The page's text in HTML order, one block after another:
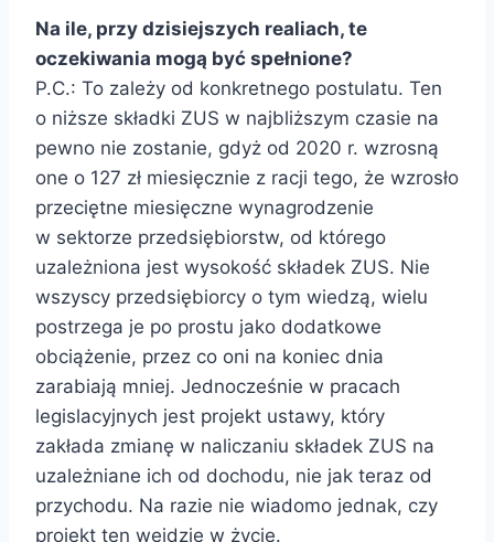
Na ile, przy dzisiejszych realiach, te
oczekiwania mogą być spełnione?
P.C.: To zależy od konkretnego postulatu. Ten
o niższe składki ZUS w najbliższym czasie na
pewno nie zostanie, gdyż od 2020 r. wzrosną
one o 127 zł miesięcznie z racji tego, że wzrosło
przeciętne miesięczne wynagrodzenie
w sektorze przedsiębiorstw, od którego
uzależniona jest wysokość składek ZUS. Nie
wszyscy przedsiębiorcy o tym wiedzą, wielu
postrzega je po prostu jako dodatkowe
obciążenie, przez co oni na koniec dnia
zarabiają mniej. Jednocześnie w pracach
legislacyjnych jest projekt ustawy, który
zakłada zmianę w naliczaniu składek ZUS na
uzależniane ich od dochodu, nie jak teraz od
przychodu. Na razie nie wiadomo jednak, czy
projekt ten wejdzie w życie.